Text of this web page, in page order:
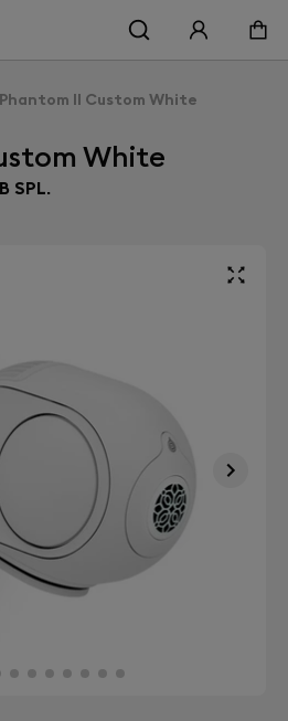
Phantom II Custom White
White
SPL.